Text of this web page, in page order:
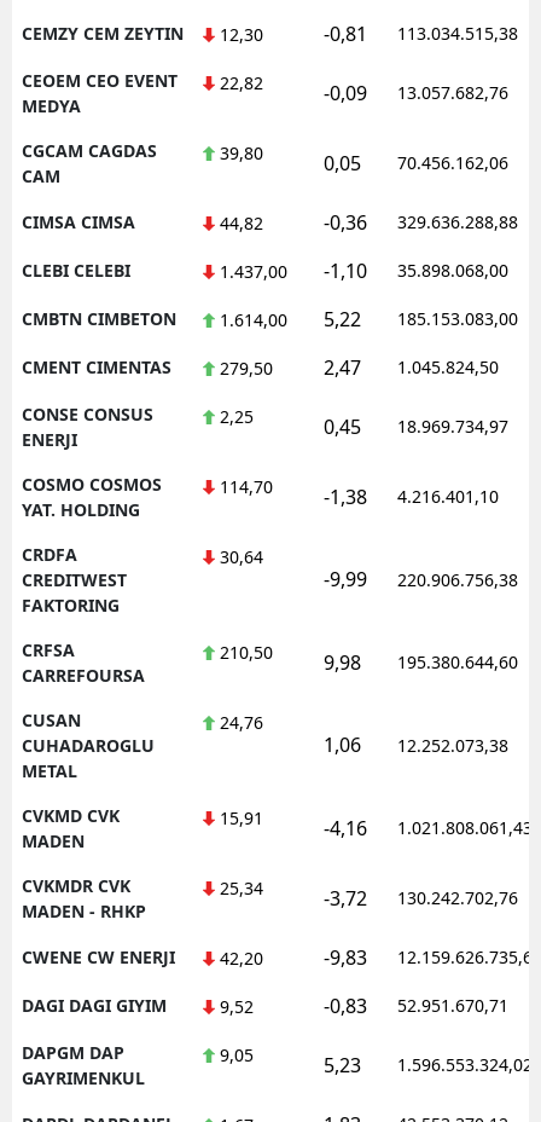
CEMZY CEM ZEYTIN 12,30 -0,81 113.034.515,38
CEOEM CEO EVENT
MEDYA
22,82 -0,09 13.057.682,76
CGCAM CAGDAS
CAM
39,80 0,05 70.456.162,06
CIMSA CIMSA 44,82 -0,36 329.636.288,88
CLEBI CELEBI 1.437,00 -1,10 35.898.068,00
CMBTN CIMBETON 1.614,00 5,22 185.153.083,00
CMENT CIMENTAS 279,50 2,47 1.045.824,50
CONSE CONSUS
ENERJI
2,25 0,45 18.969.734,97
COSMO COSMOS
YAT. HOLDING
114,70 -1,38 4.216.401,10
CRDFA
CREDITWEST
FAKTORING
30,64
-9,99 220.906.756,38
CRFSA
CARREFOURSA
210,50 9,98 195.380.644,60
CUSAN
CUHADAROGLU
METAL
24,76
1,06 12.252.073,38
CVKMD CVK
MADEN
15,91 -4,16 1.021.808.061,43
CVKMDR CVK
MADEN - RHKP
25,34 -3,72 130.242.702,76
CWENE CW ENERJI 42,20 -9,83 12.159.626.735,62
DAGI DAGI GIYIM 9,52 -0,83 52.951.670,71
DAPGM DAP
GAYRIMENKUL
9,05 5,23 1.596.553.324,02